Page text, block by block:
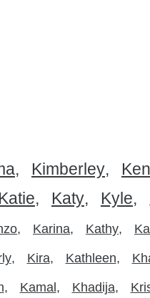
Kimberley
Katie Katy Kyle
Karina Kathy
Kira Kathleen
Kamal Khadija